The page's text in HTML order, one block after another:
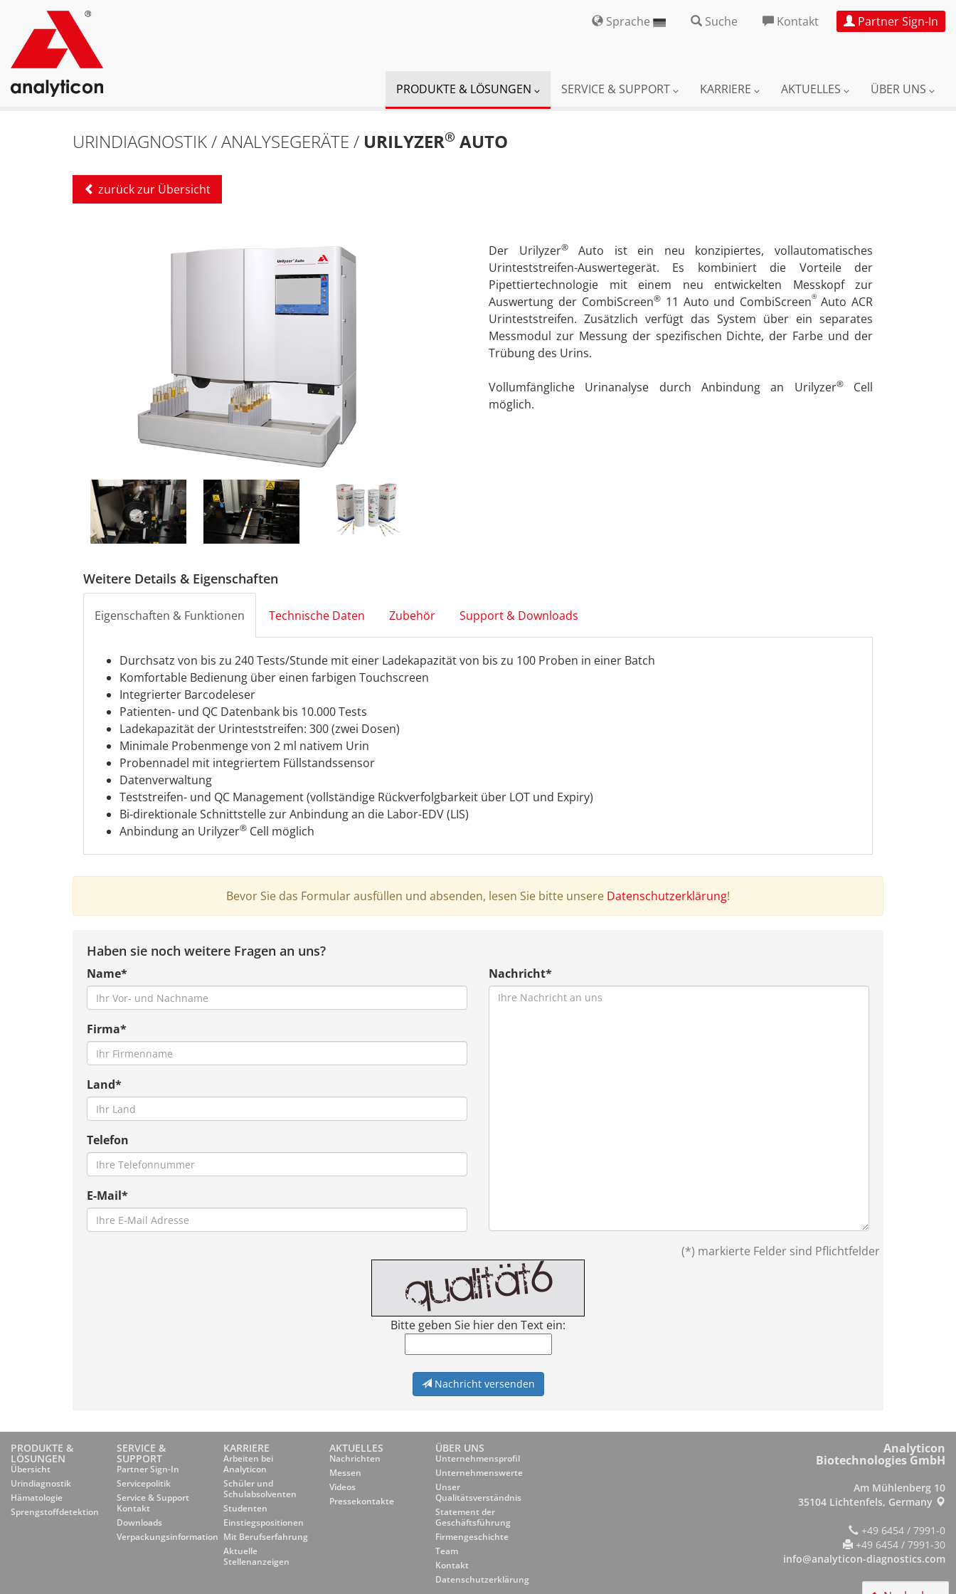
Sprache Suche Kontakt Partner Sign-In
PRODUKTE & LÖSUNGEN SERVICE & SUPPORT KARRIERE AKTUELLES ÜBER UNS
URINDIAGNOSTIK / ANALYSEGERÄTE / URILYZER® AUTO
zurück zur Übersicht
Der Urilyzer®Auto ist ein neu konzipiertes, vollautomatisches
Urinteststreifen-Auswertegerät. Es kombiniert die Vorteile der
Pipettiertechnologie mit einem neu entwickelten Messkopf zur
Auswertung der CombiScreen®11 Auto und CombiScreen® Auto ACR
Urinteststreifen. Zusätzlich verfügt das System über ein separates
Messmodul zur Messung der spezifischen Dichte, der Farbe und der
Trübung des Urins.
Vollumfängliche Urinanalyse durch Anbindung an Urilyzer®Cell
möglich.
Weitere Details & Eigenschaften
Eigenschaften & Funktionen Technische Daten Zubehör Support & Downloads
Durchsatz von bis zu 240 Tests/Stunde mit einer Ladekapazität von bis zu 100 Proben in einer Batch
Komfortable Bedienung über einen farbigen Touchscreen
Integrierter Barcodeleser
Patienten- und QC Datenbank bis 10.000 Tests
Ladekapazität der Urinteststreifen: 300 (zwei Dosen)
Minimale Probenmenge von 2 ml nativem Urin
Probennadel mit integriertem Füllstandssensor
Datenverwaltung
Teststreifen- und QC Management (vollständige Rückverfolgbarkeit über LOT und Expiry)
Bi-direktionale Schnittstelle zur Anbindung an die Labor-EDV (LIS)
Anbindung an Urilyzer® Cell möglich
Bevor Sie das Formular ausfüllen und absenden, lesen Sie bitte unsere Datenschutzerklärung!
Haben sie noch weitere Fragen an uns?
Name*
Firma*
Land*
Telefon
E-Mail*
Nachricht*
(*) markierte Felder sind Pflichtfelder
Bitte geben Sie hier den Text ein:
Nachricht versenden
PRODUKTE &
LÖSUNGEN
Übersicht
Urindiagnostik
Hämatologie
Sprengstoffdetektion
SERVICE &
SUPPORT
Partner Sign-In
Servicepolitik
Service & Support
Kontakt
Downloads
Verpackungsinformation
KARRIERE
Arbeiten bei
Analyticon
Schüler und
Schulabsolventen
Studenten
Einstiegspositionen
Mit Berufserfahrung
Aktuelle
Stellenanzeigen
AKTUELLES
Nachrichten
Messen
Videos
Pressekontakte
ÜBER UNS
Unternehmensprofil
Unternehmenswerte
Unser
Qualitätsverständnis
Statement der
Geschäftsführung
Firmengeschichte
Team
Kontakt
Datenschutzerklärung
Analyticon
Biotechnologies GmbH
Am Mühlenberg 10
35104 Lichtenfels, Germany
+49 6454 / 7991-0
+49 6454 / 7991-30
info@analyticon-diagnostics.com